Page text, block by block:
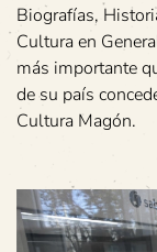
Biografías,
Cultura en
más importante
de su país
Cultura Magón.